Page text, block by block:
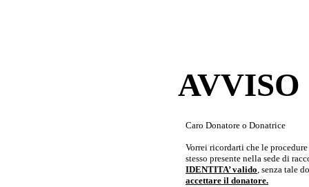
Caro Donatore o Donatrice
Vorrei ricordarti che le
stesso presente nella sede di
IDENTITA’ valido, senza tale
accettare il donatore.